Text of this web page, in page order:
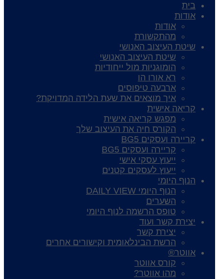
בית
אודות
אודות
מהתקשורת
שיטת העיצוב האנושי
שיטת העיצוב האנושי
הומוגניות מול ייחודיות
רא אורו הו
ארבעה טיפוסים
איך מוצאים את שעת הלידה המדויקת?
קריאה אישית
מפגש קריאה אישית
הקורס חיה את העיצוב שלך
קריירה ועסקים BG5
קריירה ועסקים BG5
ייעוץ עסקי אישי
ייעוץ לעסקים קטנים
הנוף היומי
הנוף היומי DAILY VIEW
השערים
טופס הרשמה לנוף היומי
יצירת קשר ועוד
יצירת קשר
הרשת הבינלאומית וקישורים אחרים
אווטר®
קורס אווטר
מהו אווטר?